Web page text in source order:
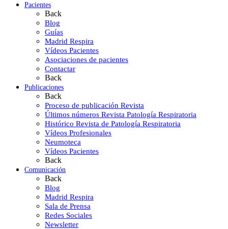
Pacientes
Back
Blog
Guías
Madrid Respira
Vídeos Pacientes
Asociaciones de pacientes
Contactar
Back
Publicaciones
Back
Proceso de publicación Revista
Últimos números Revista Patología Respiratoria
Histórico Revista de Patología Respiratoria
Vídeos Profesionales
Neumoteca
Vídeos Pacientes
Back
Comunicación
Back
Blog
Madrid Respira
Sala de Prensa
Redes Sociales
Newsletter